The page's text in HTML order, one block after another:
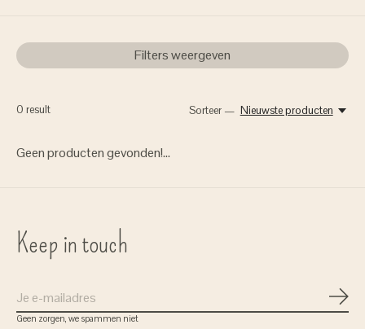
Filters weergeven
0 result Sorteer — Nieuwste producten
Geen producten gevonden!...
Keep in touch
Geen zorgen, we spammen niet